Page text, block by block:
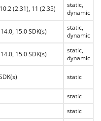
(2.31), 11 (2.35)
static,
dynamic
15.0 SDK(s)
static,
dynamic
15.0 SDK(s)
static,
dynamic
static
static
static